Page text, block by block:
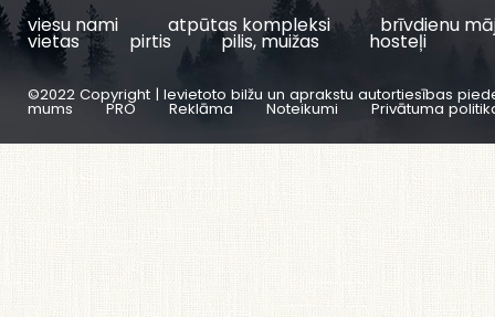
viesu nami atpūtas kompleksi brīvdienu
vietas pirtis pilis, muižas hosteļi
©2022 Copyright | Ievietoto bilžu un aprakstu autortiesības
mums PRO Reklāma Noteikumi Privātuma